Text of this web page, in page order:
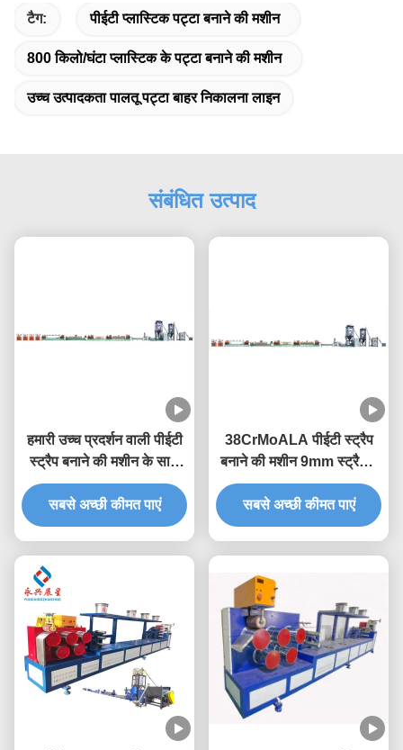
टैग: पीईटी प्लास्टिक पट्टा बनाने की मशीन
800 किलो/घंटा प्लास्टिक के पट्टा बनाने की मशीन
उच्च उत्पादकता पालतू पट्टा बाहर निकालना लाइन
संबंधित उत्पाद
हमारी उच्च प्रदर्शन वाली पीईटी
स्ट्रैप बनाने की मशीन के साथ
अपने उत्पादन को उन्नत करें
सबसे अच्छी कीमत पाएं
38CrMoALA पीईटी स्ट्रैप
बनाने की मशीन 9mm स्ट्रैपिंग
बैंड बनाने की मशीन
सबसे अच्छी कीमत पाएं